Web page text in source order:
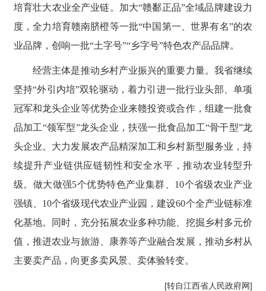
培育壮大农业全产业链。加大“赣鄱正品”全域品牌建设力
度，全力培育赣南脐橙等一批“中国第一、世界有名”的农
业品牌，创响一批“土字号”“乡字号”特色农产品品牌。
经营主体是推动乡村产业振兴的重要力量。我省继续
坚持“外引内培”双轮驱动，着力引进一批行业头部、单项
冠军和龙头企业等优势企业来赣投资或合作，组建一批食
品加工“领军型”龙头企业，扶强一批食品加工“骨干型”龙
头企业。大力发展农产品精深加工和乡村新型服务业，持
续提升产业链供应链韧性和安全水平，推动农业转型升
级。做大做强5个优势特色产业集群、10个省级农业产业
强镇、10个省级现代农业产业园，建设60个全产业链标准
化基地。同时，充分拓展农业多种功能、挖掘乡村多元价
值，推进农业与旅游、康养等产业融合发展，推动乡村从
主要卖产品，向更多卖风景、卖体验转变。
[转自江西省人民政府网]